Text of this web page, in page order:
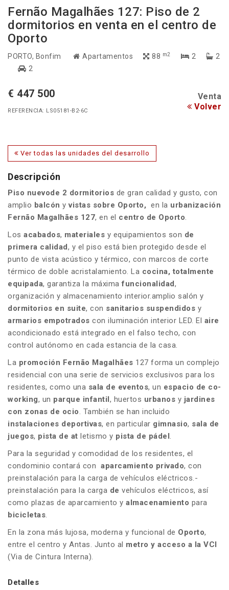
Fernão Magalhães 127: Piso de 2
dormitorios en venta en el centro de
Oporto
PORTO, Bonfim Apartamentos 88 m2 2
2
2
€ 447 500 Venta
REFERENCIA: LS05181-B2-6C Volver
Ver todas las unidades del desarrollo
Descripción
Piso nuevode 2 dormitorios de gran calidad y gusto, con
amplio balcón y vistas sobre Oporto, en la urbanización
Fernão Magalhães 127, en el centro de Oporto.
Los acabados, materiales y equipamientos son de
primera calidad , y el piso está bien protegido desde el
punto de vista acústico y térmico, con marcos de corte
térmico de doble acristalamiento. La cocina, totalmente
equipada, garantiza la máximafuncionalidad ,
organización y almacenamiento interior.amplio salón y
dormitorios en suite, con sanitarios suspendidos y
armarios empotrados con iluminación interior LED. El aire
acondicionado está integrado en el falso techo, con
control autónomo en cada estancia de la casa.
La promoción Fernão Magalhães 127 forma un complejo
residencial con una serie de servicios exclusivos para los
residentes, como una sala de eventos, un espacio de co-
working, un parque infantil , huertos urbanos y jardines
con zonas de ocio. También se han incluido
instalaciones deportivas, en particular gimnasio, sala de
juegos, pista de at letismo y pista de pádel .
Para la seguridad y comodidad de los residentes, el
condominio contará con aparcamiento privado, con
preinstalación para la carga de vehículos eléctricos.-
preinstalación para la carga de vehículos eléctricos, así
como plazas de aparcamiento y almacenamiento para
bicicletas.
En la zona más lujosa, moderna y funcional de Oporto,
entre el centro y Antas. Junto al metro y acceso a la VCI
(Via de Cintura Interna).
Detalles